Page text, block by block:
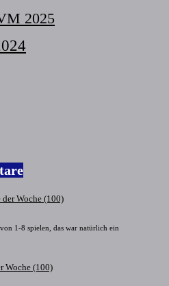
2025
der Woche (100)
1-8 spielen, das war natürlich ein
Woche (100)